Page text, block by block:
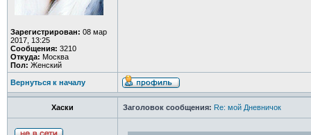
Зарегистрирован: 08 мар
2017, 13:25
Сообщения: 3210
Откуда: Москва
Пол: Женский
Вернуться к началу
Хаски Заголовок сообщения: Re: мой Дневничок